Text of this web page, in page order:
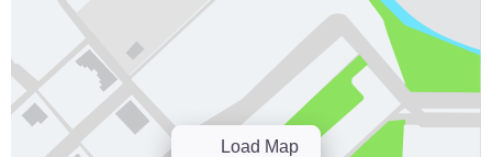
Load Map